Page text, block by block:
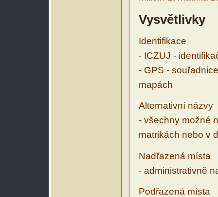
Vysvětlivky
Identifikace
- ICZUJ -
- GPS -
mapách
Alternativní názvy
- všechny možné
matrikách nebo v
Nadřazená místa
- administrativně
Podřazená místa